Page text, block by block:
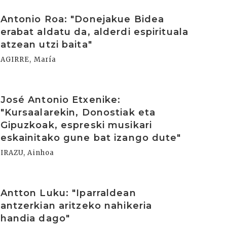
Antonio Roa: "Donejakue Bidea
erabat aldatu da, alderdi espirituala
atzean utzi baita"
AGIRRE, María
José Antonio Etxenike:
"Kursaalarekin, Donostiak eta
Gipuzkoak, espreski musikari
eskainitako gune bat izango dute"
IRAZU, Ainhoa
Antton Luku: "Iparraldean
antzerkian aritzeko nahikeria
handia dago"